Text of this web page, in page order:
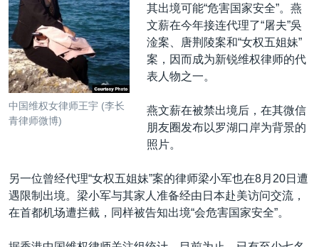
中国维权女律师王宇 (李长
青律师微博)
其出境可能“危害国家安全”。燕
文薪在今年接连代理了“屠夫”吳
淦案、唐荆陵案和“女权五姐妹”
案，因而成为新锐维权律师的代
表人物之一。
燕文薪在被禁出境后，在其微信
朋友圈发布以罗湖口岸为背景的
照片。
另一位曾经代理“女权五姐妹”案的律师梁小军也在8月20日遭
遇限制出境。梁小军与其家人准备经由日本赴美访问交流，
在首都机场遭拦截，同样被告知出境“会危害国家安全”。